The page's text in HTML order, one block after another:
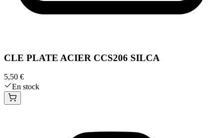
CLE PLATE ACIER CCS206 SILCA
5,50 €
En stock